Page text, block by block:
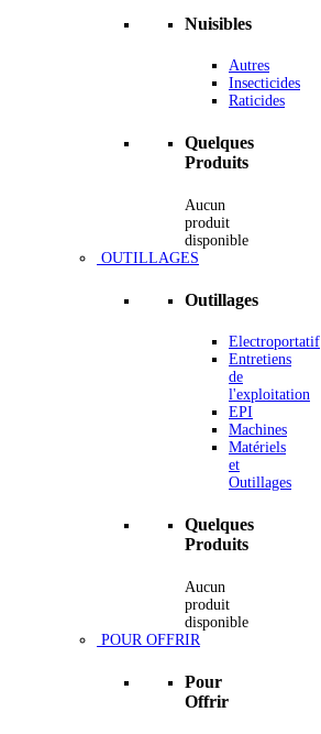
Nuisibles
Autres
Insecticides
Raticides
Quelques
Produits
Aucun
produit
disponible
OUTILLAGES
Outillages
Electroportatif
Entretiens
de
l'exploitation
EPI
Machines
Matériels
et
Outillages
Quelques
Produits
Aucun
produit
disponible
POUR OFFRIR
Pour
Offrir